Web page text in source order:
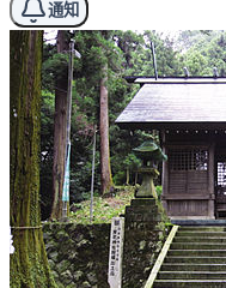
通知